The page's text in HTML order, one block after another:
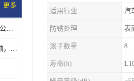
更多
湖州恩斯凯工业技术有限公司 湖州NSK轴承
德国INA轴，德国INA光轴，德国依纳光轴
适用行业 汽
防锈处理 表
滚子数量 8
寿命(h)